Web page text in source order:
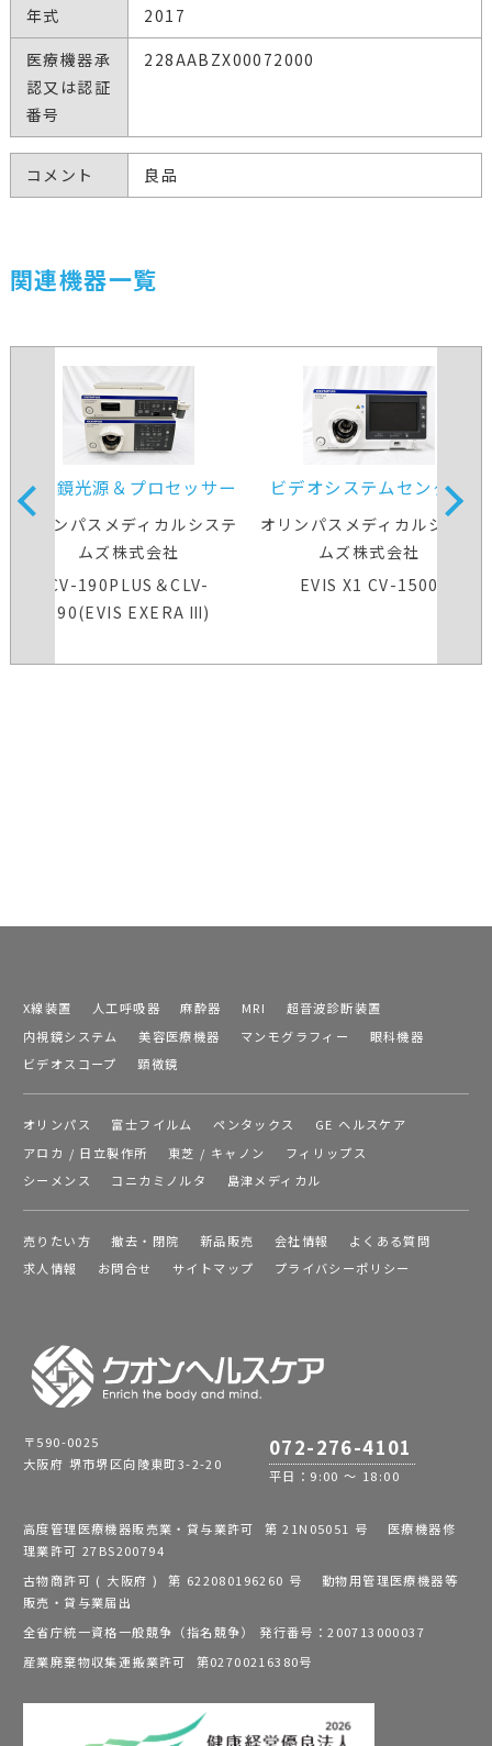
年式
2017
医療機器承
認又は認証
番号
228AABZX00072000
コメント 良品
関連機器一覧
内視鏡光源＆プロセッサー
装置
オリンパスメディカルシステ
ムズ株式会社
CV-190PLUS＆CLV-
190(EVIS EXERA Ⅲ)
ビデオシステムセンター
オリンパスメディカルシステ
ムズ株式会社
EVIS X1 CV-1500
X線装置 人工呼吸器 麻酔器 MRI
超音波診断装置
内視鏡システム
美容医療機器 マンモグラフィー
眼科機器
ビデオスコープ
顕微鏡
オリンパス 富士フイルム ペンタックス
GE ヘルスケア
アロカ / 日立製作所
東芝 / キャノン
フィリップス
シーメンス
コニカミノルタ 島津メディカル
売りたい方 撤去・閉院 新品販売 会社情報
よくある質問
求人情報
お問合せ サイトマップ プライバシーポリシー
〒590-0025
大阪府 堺市堺区向陵東町3-2-20
072-276-4101
平日：9:00 ～ 18:00
高度管理医療機器販売業・貸与業許可 第 21N05051 号 医療機器修
理業許可 27BS200794
古物商許可 ( 大阪府 ) 第 622080196260 号 動物用管理医療機器等
販売・貸与業届出
全省庁統一資格一般競争（指名競争） 発行番号：200713000037
産業廃棄物収集運搬業許可 第02700216380号